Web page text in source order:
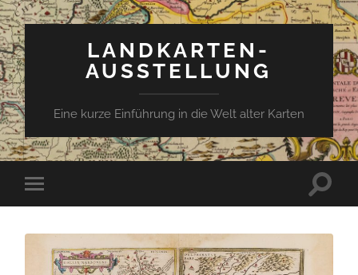
LANDKARTEN-
AUSSTELLUNG
Eine kurze Einführung in die Welt alter Karten
Mobile-
Menü